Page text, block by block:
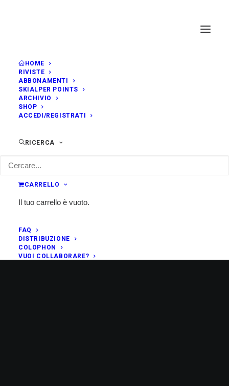
HOME
RIVISTE
ABBONAMENTI
SKIALPER POINTS
ARCHIVIO
SHOP
ACCEDI/REGISTRATI
RICERCA
CARRELLO
Il tuo carrello è vuoto.
FAQ
DISTRIBUZIONE
COLOPHON
VUOI COLLABORARE?